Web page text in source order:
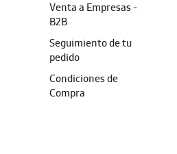
Venta a Empresas -
B2B
Seguimiento de tu
pedido
Condiciones de
Compra